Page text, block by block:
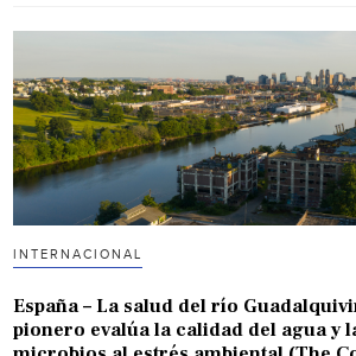
INTERNACIONAL
España – La salud del río
pionero evalúa la calidad del agua y